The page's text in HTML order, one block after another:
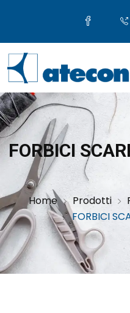
FORBICI
Home Prodotti
FORBICI